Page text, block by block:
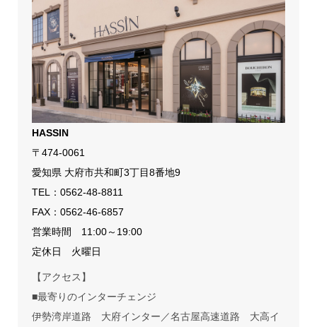
HASSIN
〒474-0061
愛知県 大府市共和町3丁目8番地9
TEL： 0562-48-8811
FAX：0562-46-6857
営業時間 11:00～19:00
定休日 火曜日
【アクセス】
■最寄りのインターチェンジ
伊勢湾岸道路 大府インター／名古屋高速道路 大高イ